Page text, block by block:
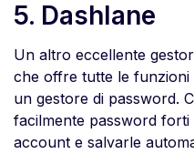
5. Dashlane
Un altro eccellente
che offre tutte le funzioni
un gestore di password.
facilmente password
account e salvarle